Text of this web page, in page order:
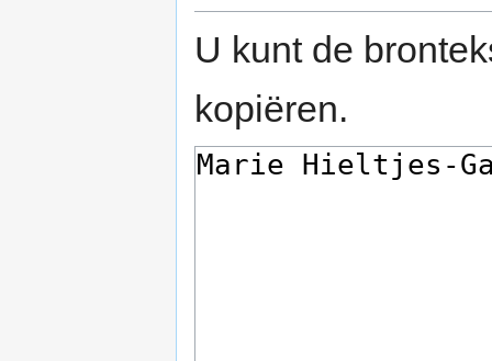
U kunt de
kopiëren.